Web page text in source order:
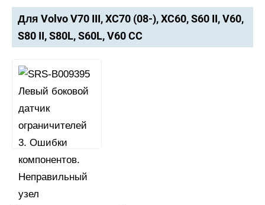
Для Volvo V70 III, XC70 (08-), XC60, S60 II, V60,
S80 II, S80L, S60L, V60 CC